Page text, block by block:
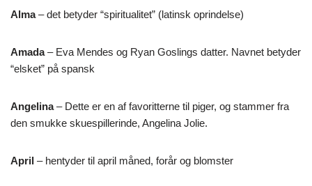
Alma– det betyder “spiritualitet” (latinsk oprindelse)
Amada– Eva Mendes og Ryan Goslings datter. Navnet betyder
“elsket” på spansk
Angelina– Dette er en af favoritterne til piger, og stammer fra
den smukke skuespillerinde, Angelina Jolie.
April – hentyder til april måned, forår og blomster